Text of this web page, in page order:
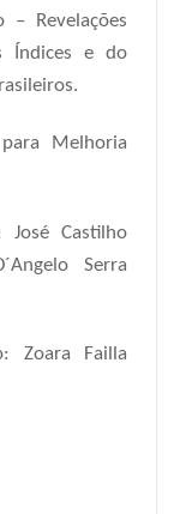
– Revelações
Índices e do
Melhoria
José Castilho
Serra
Zoara Failla